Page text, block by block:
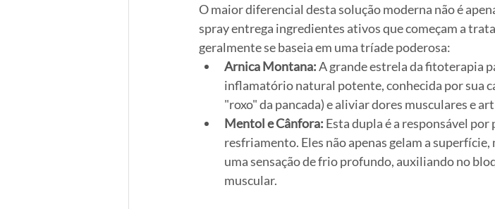
O maior diferencial desta solução moderna não é
spray entrega ingredientes ativos que começam a
geralmente se baseia em uma tríade poderosa:
Arnica Montana: A grande estrela da fitoterapia
inflamatório natural potente, conhecida por sua
"roxo" da pancada) e aliviar dores musculares e
Mentol e Cânfora: Esta dupla é a responsável
resfriamento. Eles não apenas gelam a
uma sensação de frio profundo, auxiliando no
muscular.